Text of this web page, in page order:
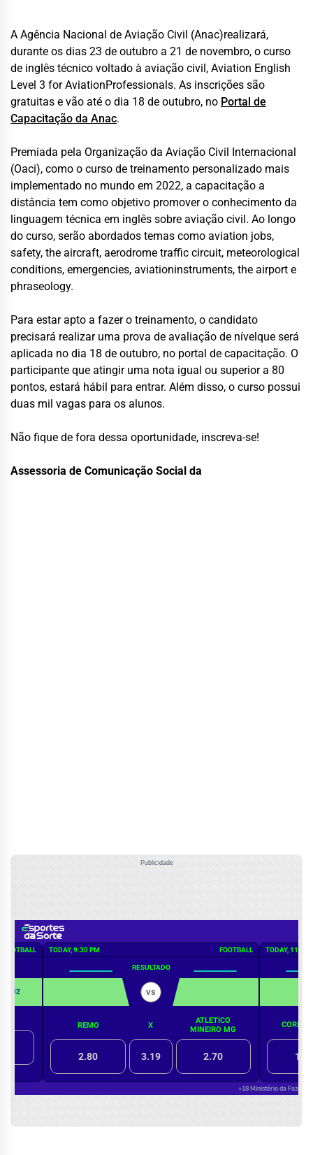
A Agência Nacional de Aviação Civil (Anac)realizará,
durante os dias 23 de outubro a 21 de novembro, o curso
de inglês técnico voltado à aviação civil, Aviation English
Level 3 for AviationProfessionals. As inscrições são
gratuitas e vão até o dia 18 de outubro, no Portal de
Capacitação da Anac.
Premiada pela Organização da Aviação Civil Internacional
(Oaci), como o curso de treinamento personalizado mais
implementado no mundo em 2022, a capacitação a
distância tem como objetivo promover o conhecimento da
linguagem técnica em inglês sobre aviação civil. Ao longo
do curso, serão abordados temas como aviation jobs,
safety, the aircraft, aerodrome traffic circuit, meteorological
conditions, emergencies, aviationinstruments, the airport e
phraseology.
Para estar apto a fazer o treinamento, o candidato
precisará realizar uma prova de avaliação de nívelque será
aplicada no dia 18 de outubro, no portal de capacitação. O
participante que atingir uma nota igual ou superior a 80
pontos, estará hábil para entrar. Além disso, o curso possui
duas mil vagas para os alunos.
Não fique de fora dessa oportunidade, inscreva-se!
Assessoria de Comunicação Social da
Publicidade